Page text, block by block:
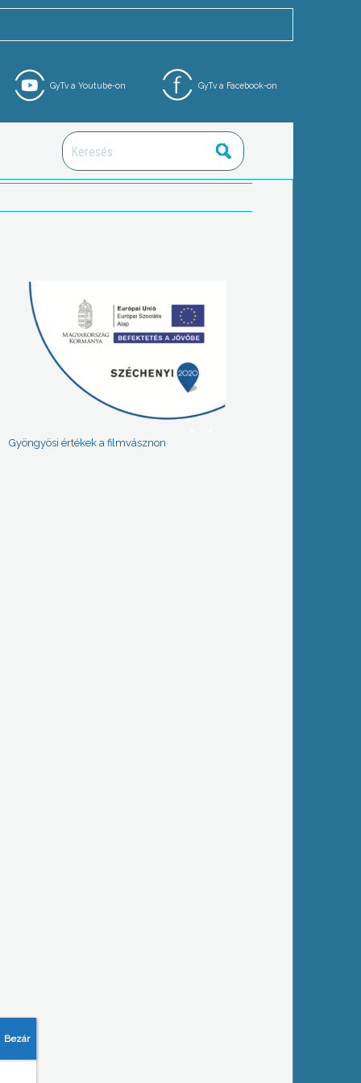
GyTv a Facebook-on
GyTv a Youtube-on
Gyöngyösi értékek a filmvásznon